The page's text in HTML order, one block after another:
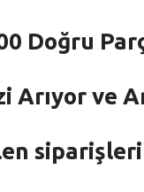
Doğru
Arıyor ve